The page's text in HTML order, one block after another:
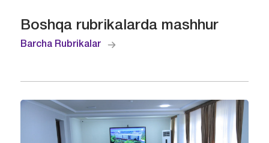
Boshqa rubrikalarda mashhur
Barcha Rubrikalar